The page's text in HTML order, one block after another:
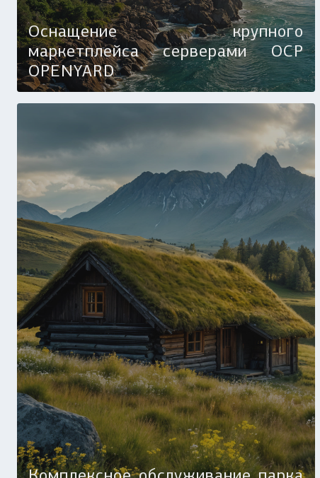
Оснащение крупного
маркетплейса серверами OCP
OPENYARD